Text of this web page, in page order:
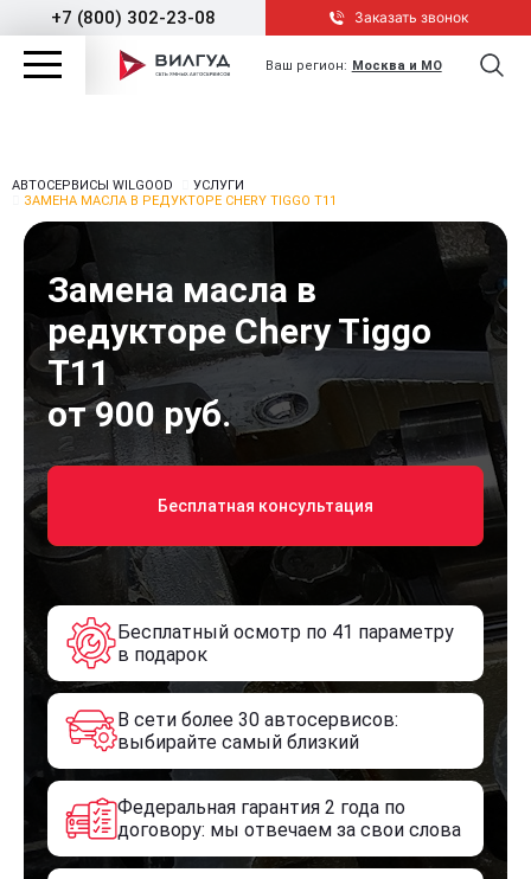
+7 (800) 302-23-08 Заказать звонок
Ваш регион: Москва и МО
АВТОСЕРВИСЫ WILGOOD
УСЛУГИ
ЗАМЕНА МАСЛА В РЕДУКТОРЕ CHERY TIGGO T11
Замена масла в
редукторе Chery Tiggo
T11
от 900 руб.
Бесплатная консультация
Бесплатный осмотр по 41 параметру
в подарок
В сети более 30 автосервисов:
выбирайте самый близкий
Федеральная гарантия 2 года по
договору: мы отвечаем за свои слова